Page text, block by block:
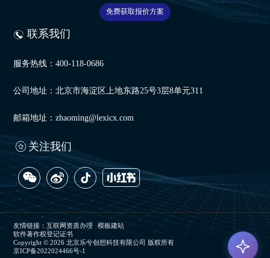
免费获取报价方案
联系我们
服务热线：400-118-0686
公司地址：北京市海淀区上地东路25号3层8单元311
邮箱地址：zhaoming@lexicx.com
关注我们
友情链接：互联网资质办理
模板建站
软件著作权登记证书
Copyright © 2026 北京乐兮创想科技有限公司 版权所有
京ICP备2022024466号-1